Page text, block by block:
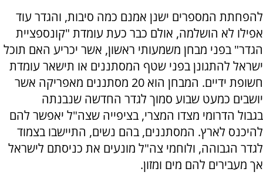
להפחתת המספרים ישנן אמנם כמה סיבות, והגדר עוד
אפילו לא הושלמה, אולם כבר כעת עומדת "קונספציית
הגדר" בפני מבחן משמעותי ראשון, אשר יכריע האם תוכל
ישראל להתגונן בפני שטף המסתננים או תישאר עומדת
חשופת ידיים. המבחן הוא 20 מסתננים מאפריקה אשר
יושבים כמעט שבוע סמוך לגדר החדשה שנבנתה
בגבול הדרומי מצדו המצרי, בציפייה שצה"ל יאפשר להם
להיכנס לארץ. המסתננים, בהם נשים, התיישבו בצמוד
לגדר הגבוהה, ולוחמי צה"ל מונעים את כניסתם לישראל
אך מעבירים להם מים ומזון.